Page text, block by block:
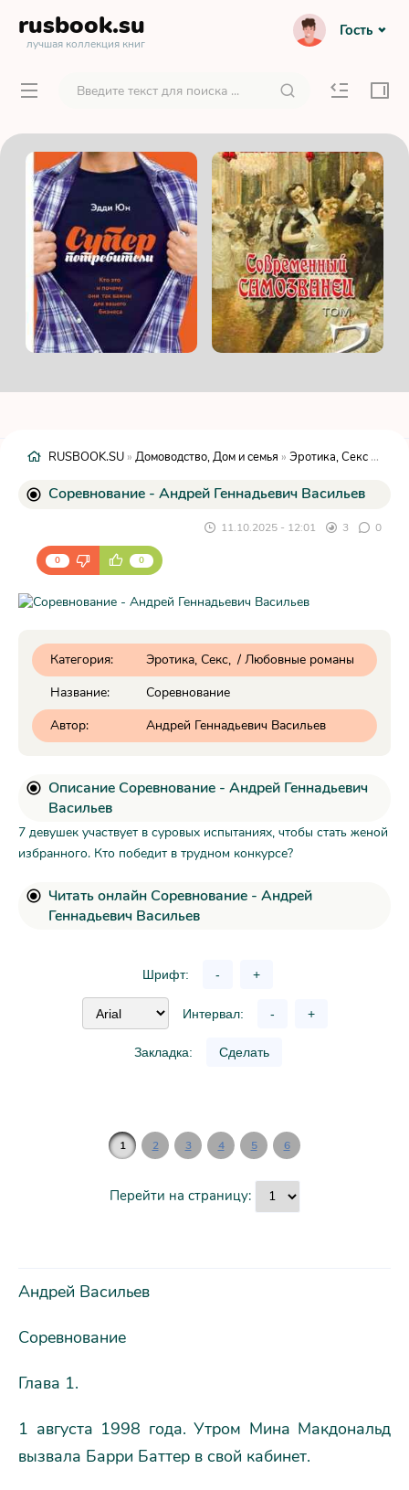
rusbook.su
лучшая коллекция книг
Гость
RUSBOOK.SU » Домоводство, Дом и семья » Эротика, Секс
Соревнование - Андрей Геннадьевич Васильев
11.10.2025 - 12:01 3 0
0 0
Категория: Эротика, Секс / Любовные романы
Название:
Соревнование
Автор:
Андрей Геннадьевич Васильев
Описание Соревнование - Андрей Геннадьевич
Васильев
7 девушек участвует в суровых испытаниях, чтобы стать женой
избранного. Кто победит в трудном конкурсе?
Читать онлайн Соревнование - Андрей
Геннадьевич Васильев
Шрифт: - +
Интервал: - +
Закладка: Сделать
1 2 3 4 5 6
Перейти на страницу:
Андрей Васильев
Соревнование
Глава 1.
1 августа 1998 года. Утром Мина Макдональд
вызвала Барри Баттер в свой кабинет.